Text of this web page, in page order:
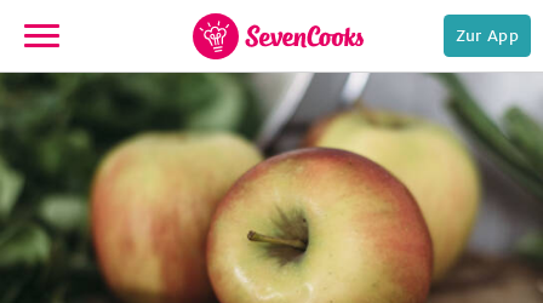
zur
Startseite
Zur App